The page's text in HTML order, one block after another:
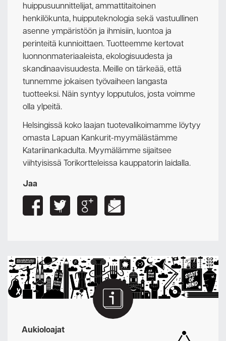
huippusuunnittelijat, ammattitaitoinen
henkilökunta, huipputeknologia sekä vastuullinen
asenne ympäristöön ja ihmisiin, luontoa ja
perinteitä kunnioittaen. Tuotteemme kertovat
luonnonmateriaaleista, ekologisuudesta ja
skandinaavisuudesta. Meille on tärkeää, että
tunnemme jokaisen työvaiheen langasta
tuotteeksi. Näin syntyy lopputulos, josta voimme
olla ylpeitä.
Helsingissä koko laajan tuotevalikoimamme löytyy
omasta Lapuan Kankurit-myymälästämme
Katariinankadulta. Myymälämme sijaitsee
viihtyisissä Torikortteleissa kauppatorin laidalla.
Jaa
Aukioloajat